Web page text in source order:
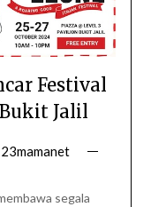
Festival
Jalil
segala